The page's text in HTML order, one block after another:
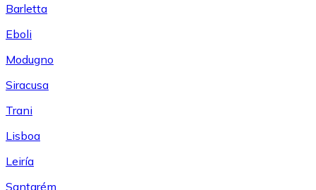
Barletta
Eboli
Modugno
Siracusa
Trani
Lisboa
Leiría
Santarém